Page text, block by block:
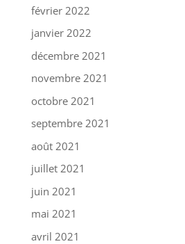
février 2022
janvier 2022
décembre 2021
novembre 2021
octobre 2021
septembre 2021
août 2021
juillet 2021
juin 2021
mai 2021
avril 2021